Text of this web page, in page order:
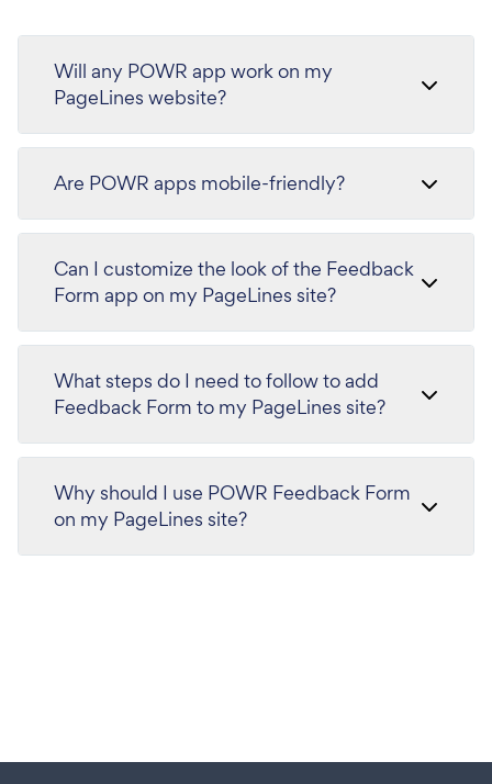
Will any POWR app work on my
PageLines website?
Are POWR apps mobile-friendly?
Can I customize the look of the Feedback
Form app on my PageLines site?
What steps do I need to follow to add
Feedback Form to my PageLines site?
Why should I use POWR Feedback Form
on my PageLines site?